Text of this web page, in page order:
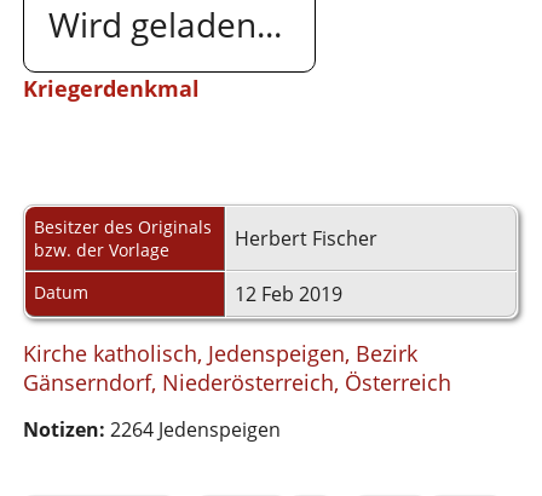
Wird geladen...
Kriegerdenkmal
Besitzer des Originals
bzw. der Vorlage
Herbert Fischer
Datum 12 Feb 2019
Kirche katholisch, Jedenspeigen, Bezirk
Gänserndorf, Niederösterreich, Österreich
Notizen: 2264 Jedenspeigen